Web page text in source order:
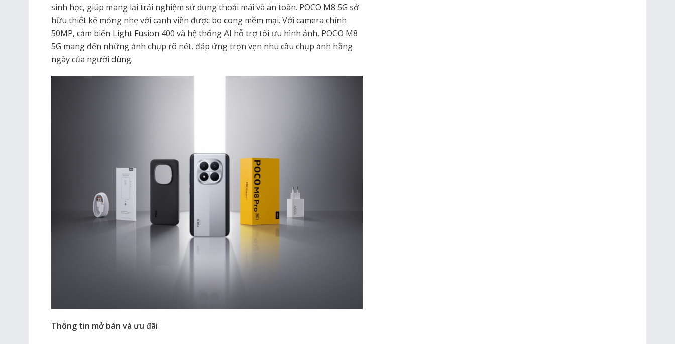
sinh học, giúp mang lại trải nghiệm sử dụng thoải mái và an toàn. POCO M8 5G sở
hữu thiết kế mỏng nhẹ với cạnh viền được bo cong mềm mại. Với camera chính
50MP, cảm biến Light Fusion 400 và hệ thống AI hỗ trợ tối ưu hình ảnh, POCO M8
5G mang đến những ảnh chụp rõ nét, đáp ứng trọn vẹn nhu cầu chụp ảnh hằng
ngày của người dùng.
Thông tin mở bán và ưu đãi